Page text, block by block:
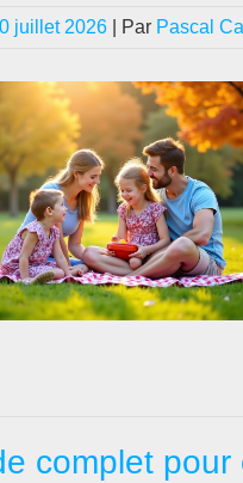
juillet 2026 | Par Pascal
complet